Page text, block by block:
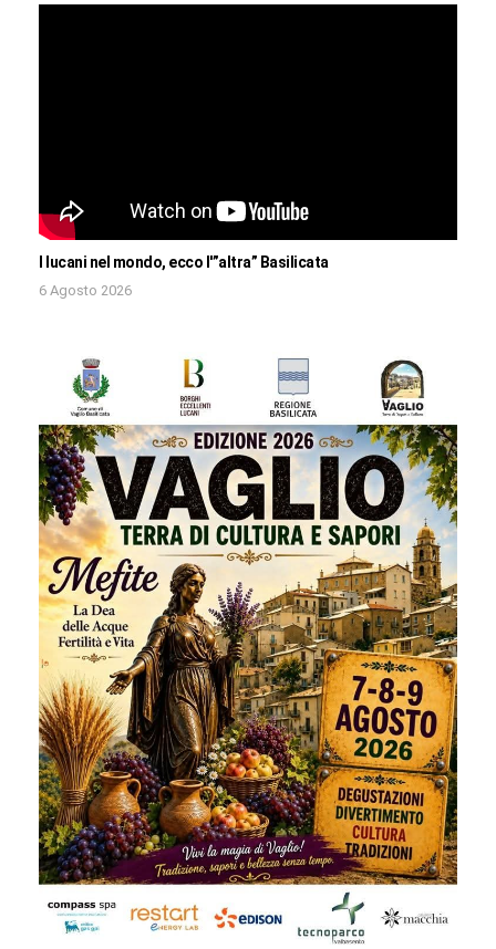
I lucani nel mondo, ecco l'”altra” Basilicata
6 Agosto 2026